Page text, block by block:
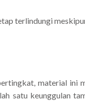
terlindungi
material ini
satu keunggulan